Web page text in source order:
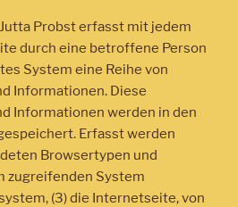
Probst erfasst mit jedem
durch eine betroffene Person
System eine Reihe von
Informationen. Diese
Informationen werden in den
Erfasst werden
Browsertypen und
zugreifenden System
(3) die Internetseite, von